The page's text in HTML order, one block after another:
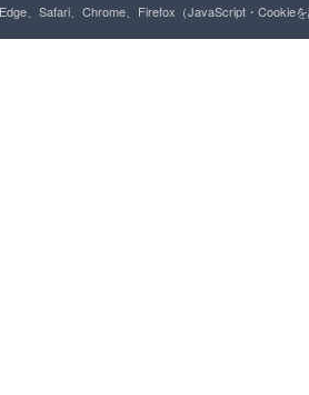
、Safari、Chrome、Firefox（JavaScript・Cookie